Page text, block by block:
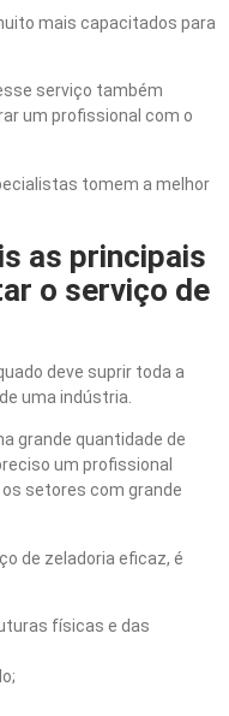
mais capacitados para
serviço também
um profissional com o
tomem a melhor
as principais
o serviço de
deve suprir toda a
uma indústria.
grande quantidade de
um profissional
setores com grande
de zeladoria eficaz, é
físicas e das